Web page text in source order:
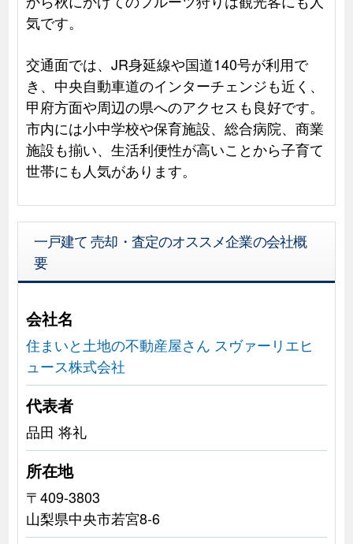
気です。
交通面では、JR身延線や国道140号が利用で
き、中央自動車道のインターチェンジも近く、
甲府方面や周辺の県へのアクセスも良好です。
市内には小中学校や保育施設、総合病院、商業
施設も揃い、生活利便性が高いことから子育て
世帯にも人気があります。
一戸建て 売却・査定のオススメ企業の会社概
要
会社名
住まいと土地の不動産屋さん スヴァーリエヒ
ュース株式会社
代表者
品田 将礼
所在地
〒409-3803
山梨県中央市若宮8-6